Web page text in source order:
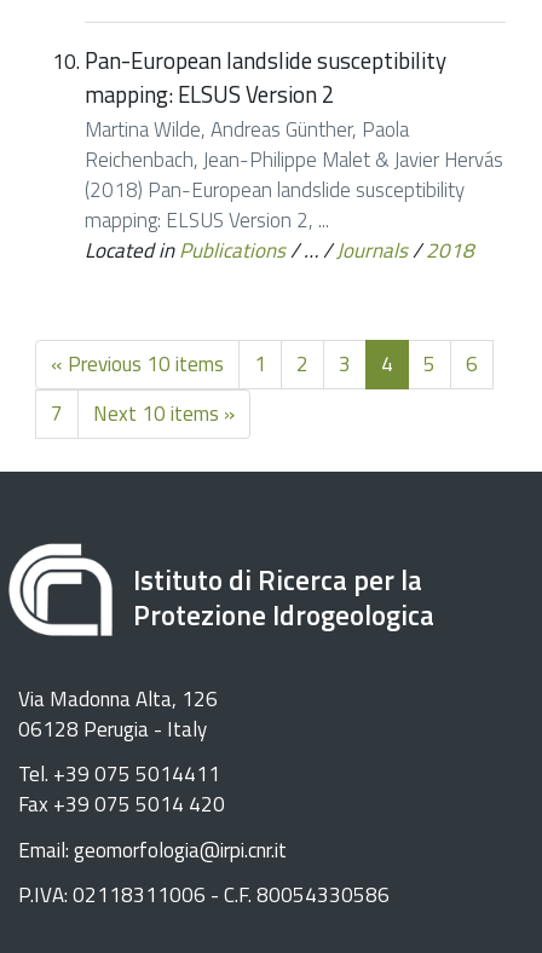
Pan-European landslide susceptibility
mapping: ELSUS Version 2
Martina Wilde, Andreas Günther, Paola
Reichenbach, Jean-Philippe Malet & Javier Hervás
(2018) Pan-European landslide susceptibility
mapping: ELSUS Version 2, ...
Located inPublications/…/Journals/2018
« Previous 10 items 1 2 3 4 5
6
7
Next 10 items »
Istituto di Ricerca per la
Protezione Idrogeologica
Via Madonna Alta, 126
06128 Perugia - Italy
Tel. +39 075 5014411
Fax +39 075 5014 420
Email: geomorfologia@irpi.cnr.it
P.IVA: 02118311006 - C.F. 80054330586